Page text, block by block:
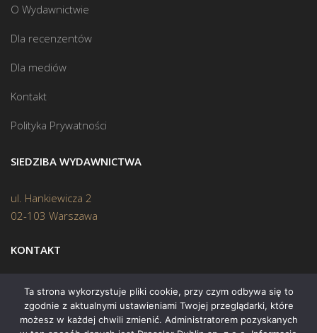
O Wydawnictwie
Dla recenzentów
Dla mediów
Kontakt
Polityka Prywatności
SIEDZIBA WYDAWNICTWA
ul. Hankiewicza 2
02-103 Warszawa
KONTAKT
Biuro: (22) 45 70 402
Mail:biuro@swiatksiazki.pl
Ta strona wykorzystuje pliki cookie, przy czym odbywa się to
zgodnie z aktualnymi ustawieniami Twojej przeglądarki, które
możesz w każdej chwili zmienić. Administratorem pozyskanych